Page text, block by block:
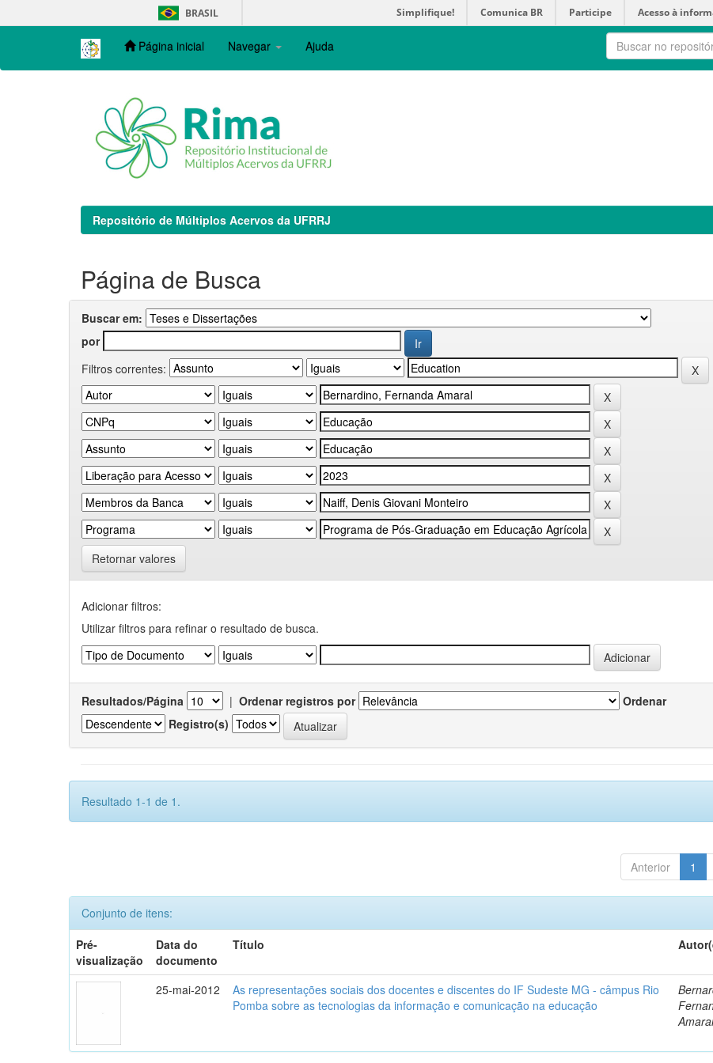
navigation
BRASIL Simplifique! Comunica BR Participe Acesso à
Página inicial Navegar Ajuda
Repositório de Múltiplos Acervos da UFRRJ
Página de Busca
Buscar em:
por
Filtros correntes:
Retornar valores
Adicionar filtros:
Utilizar filtros para refinar o resultado de busca.
Resultados/Página | Ordenar registros por
Ordenar
Registro(s)
Resultado 1-1 de 1.
Anterior 1
Conjunto de itens:
Pré-
visualização
Data do
documento
Título
25-mai-2012
As representações sociais dos docentes e discentes do IF Sudeste MG - câmpus Rio
Pomba sobre as tecnologias da informação e comunicação na educação